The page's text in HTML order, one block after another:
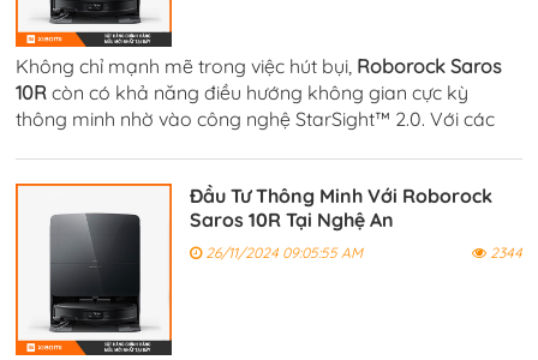
Không chỉ mạnh mẽ trong việc hút bụi, Roborock Saros
10R còn có khả năng điều hướng không gian cực kỳ
thông minh nhờ vào công nghệ StarSight™ 2.0. Với các
Đầu Tư Thông Minh Với Roborock
Saros 10R Tại Nghệ An
26/11/2024 09:05:55 AM 2344